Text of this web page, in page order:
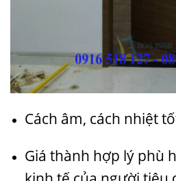
Cách âm, cách nhiệt
Giá thành hợp lý phù